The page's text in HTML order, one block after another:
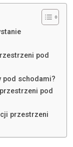
pod
pod schodami?
pod
przestrzeni